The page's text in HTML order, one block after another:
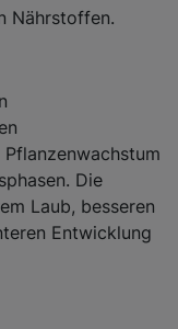
Nährstoffen.
Die
Laub, besseren
Entwicklung